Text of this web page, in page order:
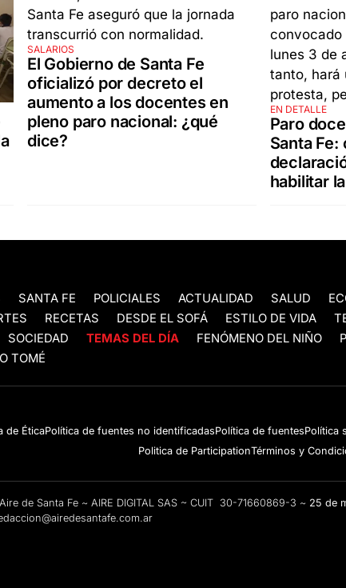
SALARIOS
El Gobierno de Santa Fe
oficializó por decreto el
aumento a los docentes en
pleno paro nacional: ¿qué
dice?
EN DETALLE
Paro
Santa
habilitar
SANTA FE POLICIALES ACTUALIDAD SALUD
RECETAS DESDE EL SOFÁ ESTILO DE VIDA
SOCIEDAD TEMAS DEL DÍA FENÓMENO DEL NIÑO
TOMÉ
de ÉticaPolítica de fuentes no identificadasPolítica de fuentesPolítica
Politica de ParticipationTérminos y
de Santa Fe ~ AIRE DIGITAL SAS ~ CUIT 30-71660869-3 ~ 25 de